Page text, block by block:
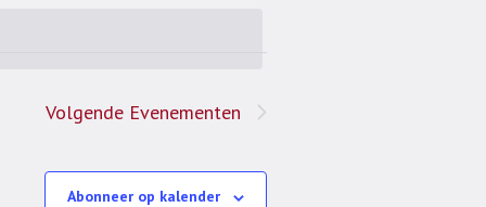
Volgende Evenementen
Abonneer op kalender